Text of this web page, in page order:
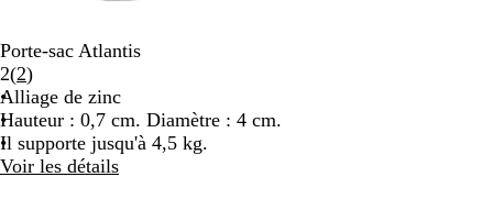
fléchées
défiler
Porte-sac Atlantis
2(2Lire
les
2
avis
)
Alliage de zinc
Hauteur : 0,7 cm. Diamètre : 4 cm.
Il supporte jusqu'à 4,5 kg.
Voir les détails